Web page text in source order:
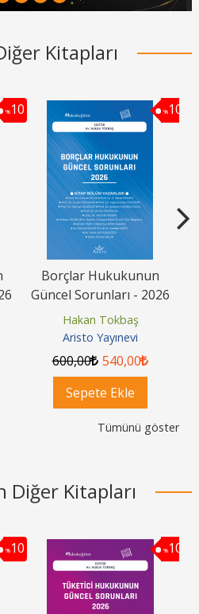
Kitapları
%10 %10
Borçlar Hukukunun
Güncel Sorunları - 2026
Hakan Tokbaş
Aristo Yayınevi
600,00 540,00
Sepete Ekle
Tümünü göster
Diğer Kitapları
%10 %10